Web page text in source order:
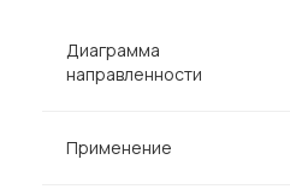
Диаграмма
направленности
Применение